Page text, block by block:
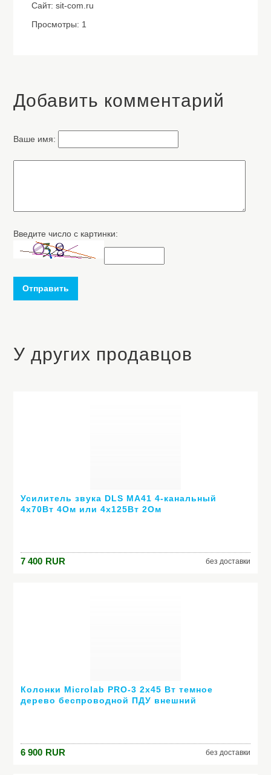
Сайт: sit-com.ru
Просмотры: 1
Добавить комментарий
Ваше имя:
Введите число с картинки:
Отправить
У других продавцов
Усилитель звука DLS MA41 4-канальный
4х70Вт 4Ом или 4х125Вт 2Ом
7 400 RUR без доставки
Колонки Microlab PRO-3 2х45 Вт темное
дерево беспроводной ПДУ внешний
6 900 RUR без доставки